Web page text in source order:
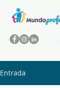
Entrada